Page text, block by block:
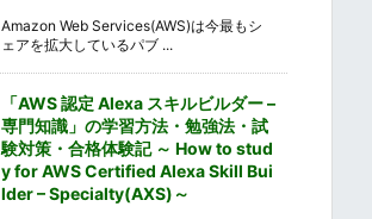
Amazon Web Services(AWS)は今最もシ
ェアを拡大しているパブ ...
「AWS 認定 Alexa スキルビルダー –
専門知識」の学習方法・勉強法・試
験対策・合格体験記 ～ How to stud
y for AWS Certified Alexa Skill Bui
lder – Specialty(AXS)～